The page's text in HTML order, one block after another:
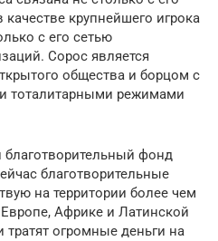
крупнейшего игрока
с его сетью
Сорос является
общества и борцом с
тоталитарными режимами
благотворительный фонд
благотворительные
на территории более чем
Африке и Латинской
огромные деньги на